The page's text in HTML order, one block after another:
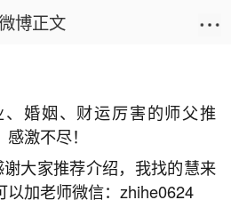
算何时买房子
07 10:45:47 7 5 赞
博正文
婚姻、财运厉害的师父推
激不尽！
大家推荐介绍，我找的慧来
以加老师微信：zhihe0624